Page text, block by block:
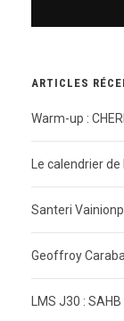
ARTICLES
Warm-up :
Le calendrier
Santeri
Geoffroy
LMS J30 :